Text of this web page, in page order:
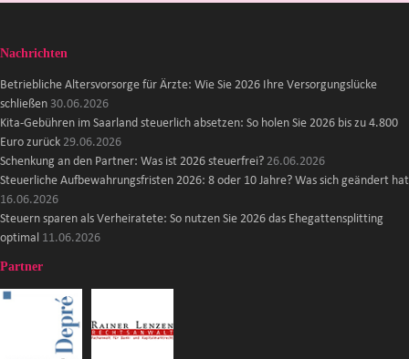
Nachrichten
Betriebliche Altersvorsorge für Ärzte: Wie Sie 2026 Ihre Versorgungslücke
schließen 30.06.2026
Kita-Gebühren im Saarland steuerlich absetzen: So holen Sie 2026 bis zu 4.800
Euro zurück 29.06.2026
Schenkung an den Partner: Was ist 2026 steuerfrei? 26.06.2026
Steuerliche Aufbewahrungsfristen 2026: 8 oder 10 Jahre? Was sich geändert hat
16.06.2026
Steuern sparen als Verheiratete: So nutzen Sie 2026 das Ehegattensplitting
optimal 11.06.2026
Partner